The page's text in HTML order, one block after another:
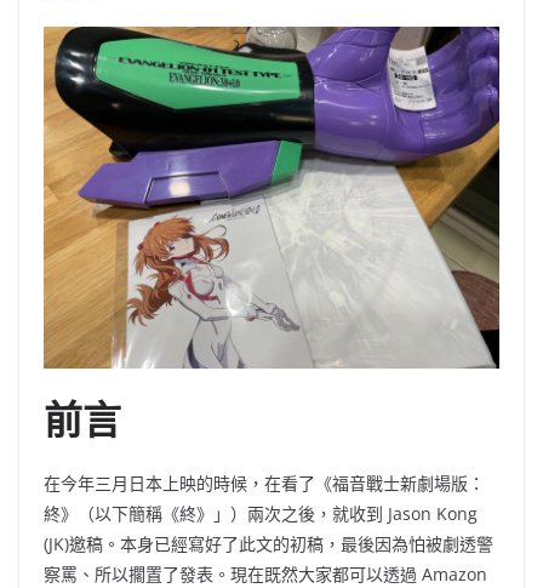
前言
在今年三月日本上映的時候，在看了《福音戰士新劇場版：
終》
（以下簡稱《終》」 ）兩次之後，就收到 Jason Kong
(JK)邀稿。本身已經寫好了此文的初稿，最後因為怕被劇透警
察罵、所以擱置了發表。現在既然大家都可以透過 Amazon